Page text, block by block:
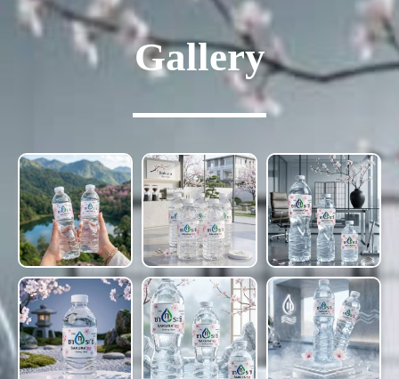
Gallery